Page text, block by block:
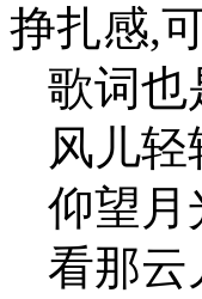
挣扎感,
歌词也
风儿
仰望月
看那云